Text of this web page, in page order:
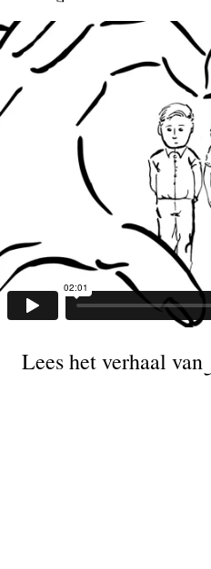
Lees het verhaal van